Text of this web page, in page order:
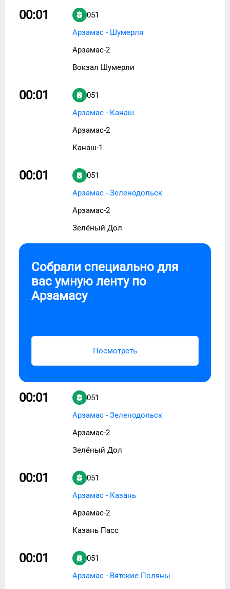
00:01
051
Арзамас - Шумерля
Арзамас-2
Вокзал Шумерли
00:01
051
Арзамас - Канаш
Арзамас-2
Канаш-1
00:01
051
Арзамас - Зеленодольск
Арзамас-2
Зелёный Дол
Собрали специально для
вас умную ленту по
Арзамасу
Посмотреть
00:01
051
Арзамас - Зеленодольск
Арзамас-2
Зелёный Дол
00:01
051
Арзамас - Казань
Арзамас-2
Казань Пасс
00:01
051
Арзамас - Вятские Поляны